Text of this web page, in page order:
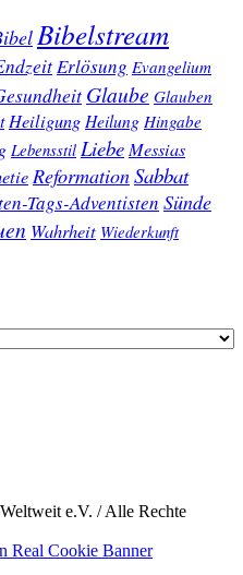
Bibelstream
Erlösung Evangelium
Glaube Glauben
Heiligung Heilung Hingabe
Lebensstil Liebe Messias
ReformationSabbat
Tags-Adventisten Sünde
Wahrheit Wiederkunft
e.V. / Alle Rechte
Real Cookie Banner